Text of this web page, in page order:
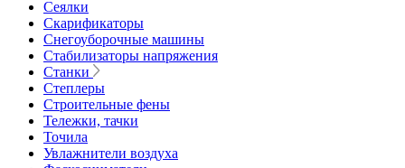
Сеялки
Скарификаторы
Снегоуборочные машины
Стабилизаторы напряжения
Станки
Степлеры
Строительные фены
Тележки, тачки
Точила
Увлажнители воздуха